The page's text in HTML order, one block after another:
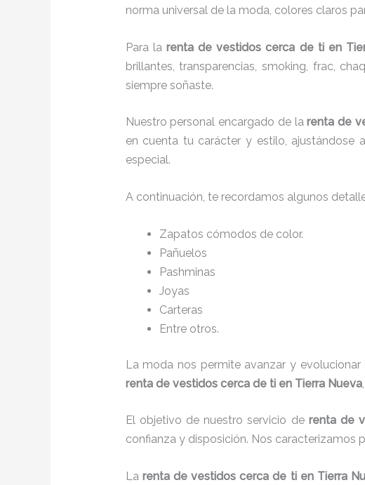
norma universal de la moda, colores claros
Para la renta de vestidos cerca de ti en
brillantes, transparencias, smoking, frac,
siempre soñaste.
Nuestro personal encargado de larenta de
en cuenta tu carácter y estilo, ajustándose
especial.
A continuación, te recordamos algunos
Zapatos cómodos de color.
Pañuelos
Pashminas
Joyas
Carteras
Entre otros.
La moda nos permite avanzar y
renta de vestidos cerca de ti en Tierra Nueva
El objetivo de nuestro servicio de renta de
confianza y disposición. Nos
La renta de vestidos cerca de ti en Tierra